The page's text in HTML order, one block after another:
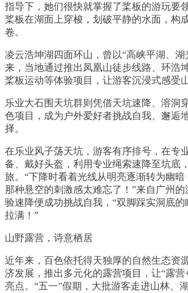
指导下，她们很快就掌握了桨板的游玩要
桨板在湖面上穿梭，划破平静的水面，构
卷。
凌云浩坤湖四面环山，曾以“高峡平湖、
来，当地通过推出凤凰山徒步线路、环浩
桨板运动等体验项目，让游客沉浸式感受
乐业大石围天坑群则凭借天坑速降、溶洞
色项目，成为户外爱好者挑战自我、邂逅
择。
在乐业风子荡天坑，游客有序排号，在专
备、戴好头盔，利用专业绳索速降至坑底
旅。“下降时看着光线从明亮逐渐转为幽暗
那种悬空的刺激感太难忘了！”来自广州
验速降便成功挑战自我，“双脚踩实洞底
拉满！”
山野露营，诗意栖居
近年来，百色依托得天独厚的自然生态资
济发展，推出多元化的露营项目，让“露营
亮点。“五一”假期，大批游客走进山林、